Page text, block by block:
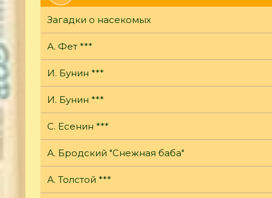
Загадки о насекомых
А. Фет ***
И. Бунин ***
И. Бунин ***
С. Есенин ***
А. Бродский "Снежная баба"
А. Толстой ***